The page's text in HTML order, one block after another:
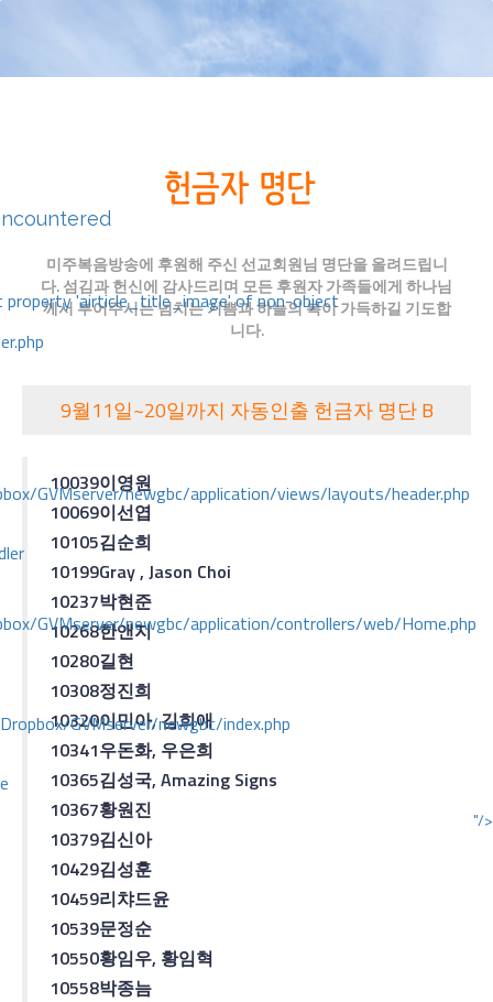
property 'airticle_title_image' of non-object
GVMserver/newgbc/application/views/layouts/header.php
GVMserver/newgbc/application/controllers/web/Home.php
GVMserver/newgbc/index.php
"/>
미주복음방송에 후원해 주신 선교회원님 명단을 올려드립니
다. 섬김과 헌신에 감사드리며 모든 후원자 가족들에게 하나님
께서 부어주시는 넘치는 기쁨과 하늘의 복이 가득하길 기도합
니다.
9월11일~20일까지 자동인출 헌금자 명단 B
10039이영원
10069이선엽
10105김순희
10199Gray , Jason Choi
10237박현준
10268한앤지
10280길현
10308정진희
10320이민아,김희애
10341우돈화, 우은희
10365김성국, Amazing Signs
10367황원진
10379김신아
10429김성훈
10459리챠드윤
10539문정순
10550황임우, 황임혁
10558박종늠